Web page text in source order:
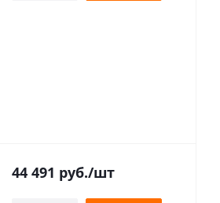
44 491 руб./шт